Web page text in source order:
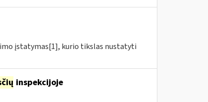
įstatymas[1], kurio tikslas nustatyti
inspekcijoje